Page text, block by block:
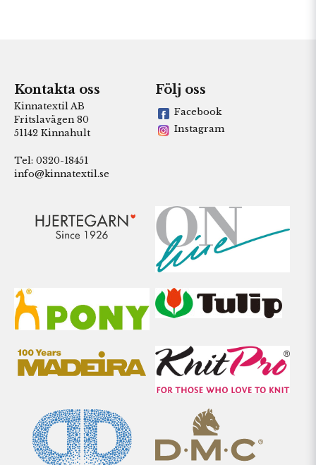
Kontakta oss
Kinnatextil AB
Fritslavägen 80
51142 Kinnahult
Tel: 0320-18451
info@kinnatextil.se
Följ oss
Facebook
Instagram